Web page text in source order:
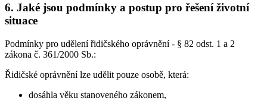
6. Jaké jsou podmínky a postup pro řešení životní
situace
Podmínky pro udělení řidičského oprávnění - § 82 odst. 1 a 2
zákona č. 361/2000 Sb.:
Řidičské oprávnění lze udělit pouze osobě, která:
dosáhla věku stanoveného zákonem,